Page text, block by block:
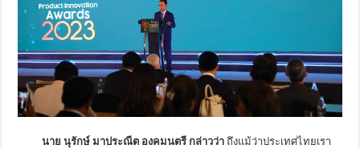
นาย นุรักษ์ มาประณีต องคมนตรี กล่าวว่า ถึงแม้ว่าประเทศไทยเรา